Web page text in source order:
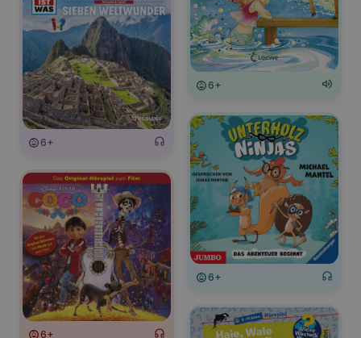
6+
6+
6+
6+